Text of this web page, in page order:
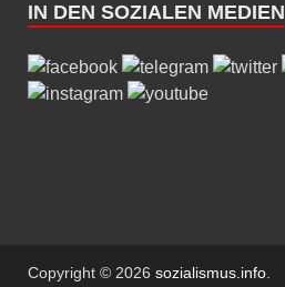
IN DEN SOZIALEN MEDIEN
Copyright © 2026 sozialismus.info.